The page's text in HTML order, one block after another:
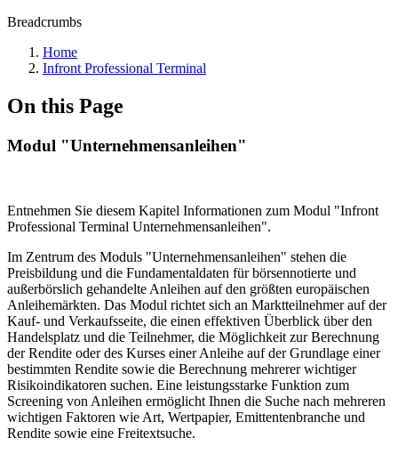
Breadcrumbs
Home
Infront Professional Terminal
On this Page
Modul "Unternehmensanleihen"
Entnehmen Sie diesem Kapitel Informationen zum Modul "Infront
Professional Terminal Unternehmensanleihen".
Im Zentrum des Moduls "Unternehmensanleihen" stehen die
Preisbildung und die Fundamentaldaten für börsennotierte und
außerbörslich gehandelte Anleihen auf den größten europäischen
Anleihemärkten. Das Modul richtet sich an Marktteilnehmer auf der
Kauf- und Verkaufsseite, die einen effektiven Überblick über den
Handelsplatz und die Teilnehmer, die Möglichkeit zur Berechnung
der Rendite oder des Kurses einer Anleihe auf der Grundlage einer
bestimmten Rendite sowie die Berechnung mehrerer wichtiger
Risikoindikatoren suchen. Eine leistungsstarke Funktion zum
Screening von Anleihen ermöglicht Ihnen die Suche nach mehreren
wichtigen Faktoren wie Art, Wertpapier, Emittentenbranche und
Rendite sowie eine Freitextsuche.